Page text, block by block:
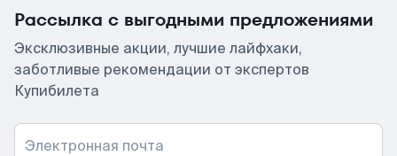
Рассылка с выгодными предложениями
Эксклюзивные акции, лучшие лайфхаки,
заботливые рекомендации от экспертов
Купибилета
Электронная почта